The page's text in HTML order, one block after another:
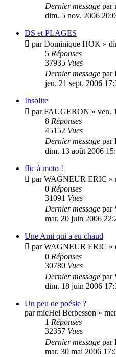
Dernier message par
dim. 5 nov. 2006
DS et PLAGES
parDominique HOK »
5 Réponses
37935 Vues
Dernier message par
jeu. 21 sept. 2006
Insolite
parFAUGERON » ven.
8 Réponses
45152 Vues
Dernier message par
dim. 13 août 2006
flic à moto !
parWAGNEUR ERIC »
0 Réponses
31091 Vues
Dernier message par
mar. 20 juin 2006
Une Ami qui a eu chaud
parWAGNEUR ERIC »
0 Réponses
30780 Vues
Dernier message par
dim. 18 juin 2006
Un peu de poésie ?
parmicHel Berbesson »
1 Réponses
32357 Vues
Dernier message par
mar. 30 mai 2006